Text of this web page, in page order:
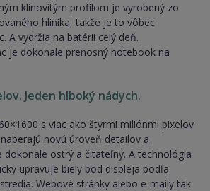
klinovitým profilom je vyrobený zo
hliníka, takže je to vôbec
A vydržia na batérii celý deň.
je dokonale prenosný notebook na
Jeden hlboký nádych.
s viac ako štyrmi miliónmi pixelov
novú úroveň detailov a
dokonale ostrý a čitateľný. A technológia
upravuje biely bod displeja podľa
Webové stránky alebo e-maily tak